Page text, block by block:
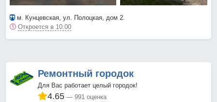
м. Кунцевская, ул. Полоцкая, дом 2.
Откроется в 10:00
Ремонтный городок
Для Вас работает целый городок!
4.65 991 оценка